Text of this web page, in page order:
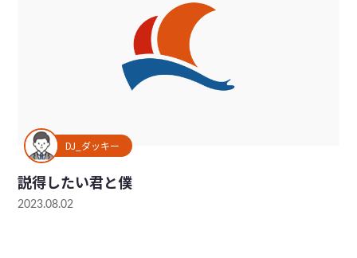
DJ_ダッキー
説得したい君と僕
2023.08.02